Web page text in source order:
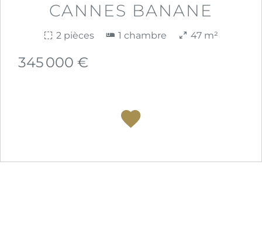
CANNES BANANE
2 pièces 1 chambre 47 m²
345 000 €